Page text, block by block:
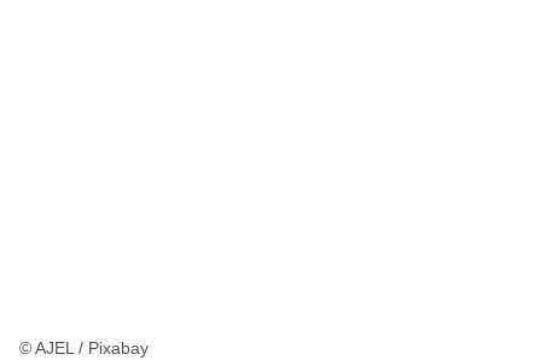
© AJEL / Pixabay